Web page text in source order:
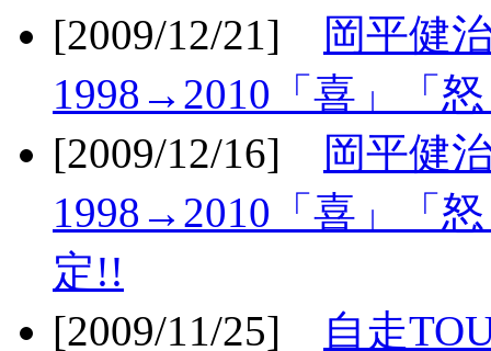
[2009/12/21]
岡平健
1998→2010「喜」「
[2009/12/16]
岡平健
1998→2010「喜」「
定!!
[2009/11/25]
自走